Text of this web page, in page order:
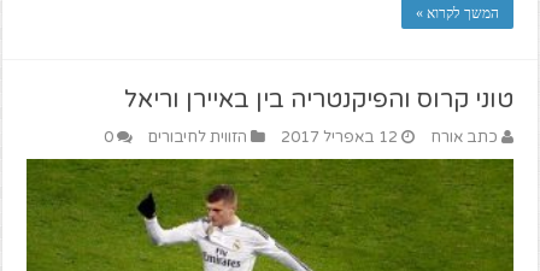
המשך לקרוא »
טוני קרוס והפיקנטריה בין באיירן וריאל
כתב אורח 12 באפריל 2017 הזווית לחיבורים 0